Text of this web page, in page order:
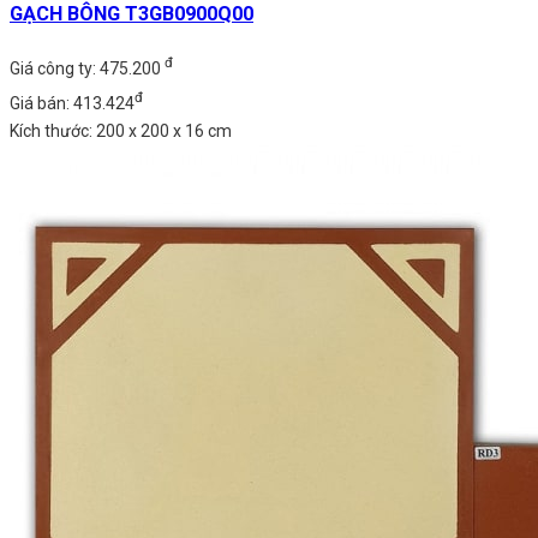
GẠCH BÔNG T3GB0900Q00
Giá công ty: 475.200 đ
Giá bán: 413.424đ
Kích thước: 200 x 200 x 16 cm